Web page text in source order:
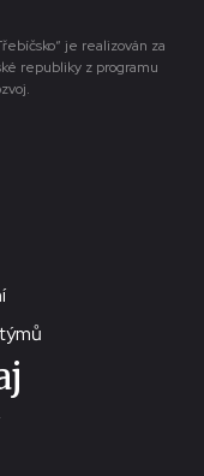
je realizován za
republiky z programu